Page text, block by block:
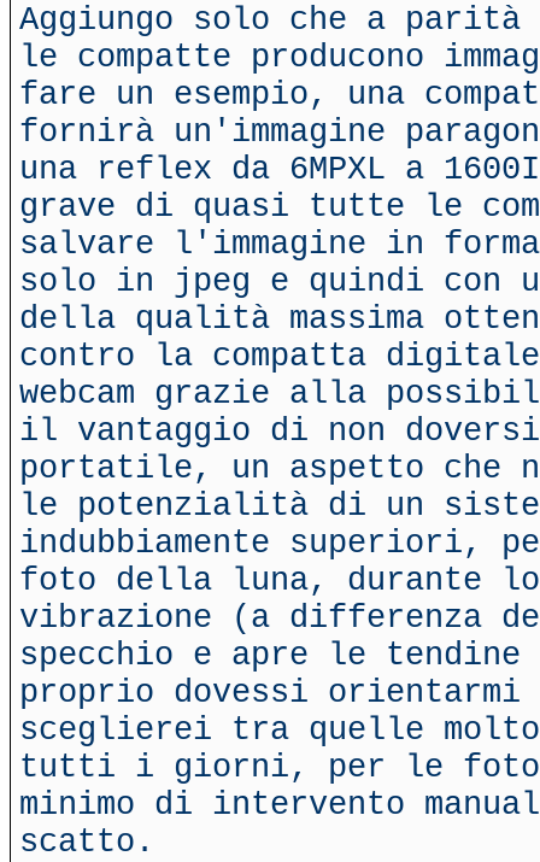
Aggiungo solo che a
le compatte producono
fare un esempio, una
fornirà un'immagine
una reflex da 6MPXL a
grave di quasi tutte le
salvare l'immagine in
solo in jpeg e quindi con
della qualità massima
contro la compatta
webcam grazie alla
il vantaggio di non
portatile, un aspetto che
le potenzialità di un
indubbiamente
foto della luna, durante lo
vibrazione (a differenza
specchio e apre le
proprio dovessi orientarmi
sceglierei tra quelle
tutti i giorni, per le foto
minimo di intervento
scatto.